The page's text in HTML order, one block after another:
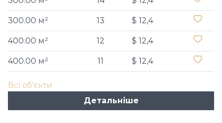
300.00 м² 13 $ 12,4
400.00 м² 12 $ 12,4
400.00 м² 11 $ 12,4
Всі об'єкти
Детальніше